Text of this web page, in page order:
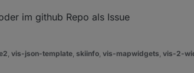
im github Repo als Issue
vis-json-template skiinfo vis-mapwidgets vis-2-